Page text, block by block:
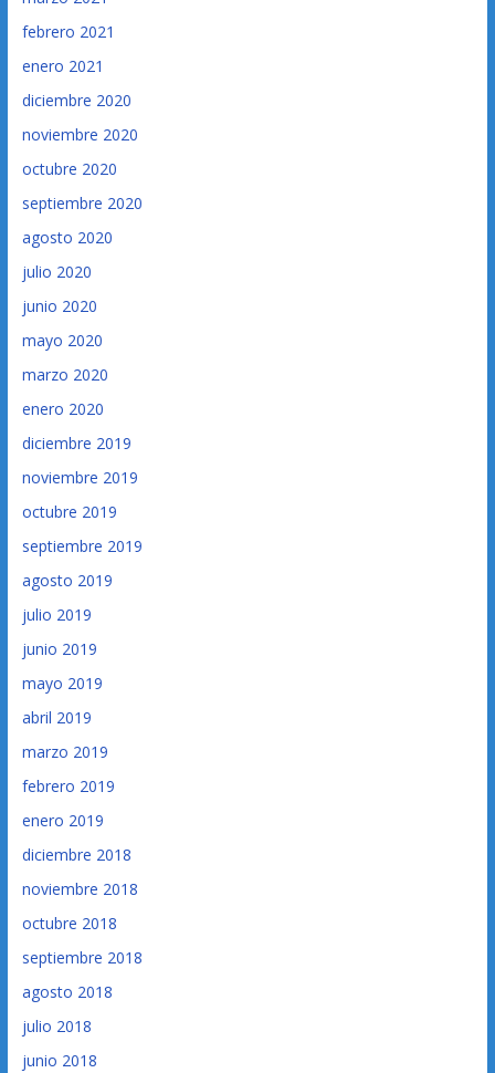
febrero 2021
enero 2021
diciembre 2020
noviembre 2020
octubre 2020
septiembre 2020
agosto 2020
julio 2020
junio 2020
mayo 2020
marzo 2020
enero 2020
diciembre 2019
noviembre 2019
octubre 2019
septiembre 2019
agosto 2019
julio 2019
junio 2019
mayo 2019
abril 2019
marzo 2019
febrero 2019
enero 2019
diciembre 2018
noviembre 2018
octubre 2018
septiembre 2018
agosto 2018
julio 2018
junio 2018